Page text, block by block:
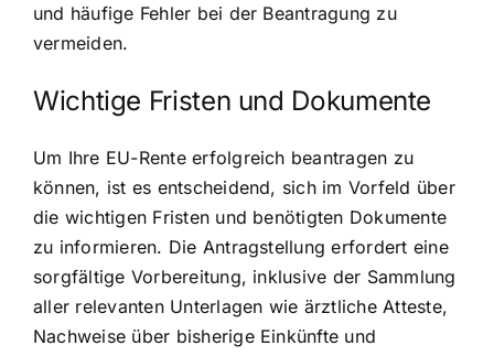
und häufige Fehler bei der Beantragung zu
vermeiden.
Wichtige Fristen und Dokumente
Um Ihre EU-Rente erfolgreich beantragen zu
können, ist es entscheidend, sich im Vorfeld über
die wichtigen Fristen und benötigten Dokumente
zu informieren. Die Antragstellung erfordert eine
sorgfältige Vorbereitung, inklusive der Sammlung
aller relevanten Unterlagen wie ärztliche Atteste,
Nachweise über bisherige Einkünfte und